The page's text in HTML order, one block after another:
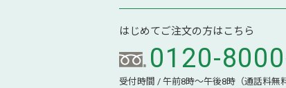
はじめてご注文の方はこちら
0120-
受付時間 / 午前8時～午後8時（通話料無